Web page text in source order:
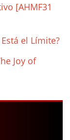
[AHMF31
el Límite?
Joy of